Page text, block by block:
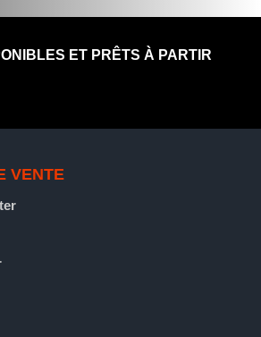
ET PRÊTS À PARTIR
VENTE